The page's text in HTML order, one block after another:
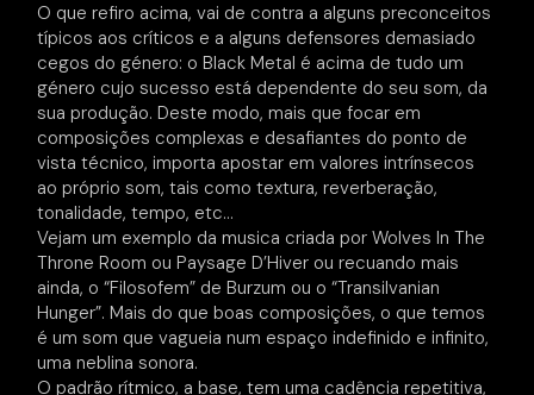
O que refiro acima, vai de contra a alguns preconceitos
típicos aos críticos e a alguns defensores demasiado
cegos do género: o Black Metal é acima de tudo um
género cujo sucesso está dependente do seu som, da
sua produção. Deste modo, mais que focar em
composições complexas e desafiantes do ponto de
vista técnico, importa apostar em valores intrínsecos
ao próprio som, tais como textura, reverberação,
tonalidade, tempo, etc…
Vejam um exemplo da musica criada por Wolves In The
Throne Room ou Paysage D’Hiver ou recuando mais
ainda, o “Filosofem” de Burzum ou o “Transilvanian
Hunger”. Mais do que boas composições, o que temos
é um som que vagueia num espaço indefinido e infinito,
uma neblina sonora.
O padrão rítmico, a base, tem uma cadência repetitiva,